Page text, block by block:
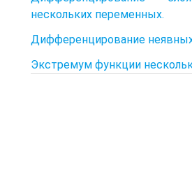
нескольких переменных.
Дифференцирование
Экстремум функции